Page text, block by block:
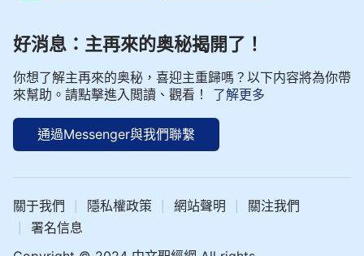
好消息：主再來的奥秘揭開了！
你想了解主再來的奥秘，喜迎主重歸嗎？以下内容將為你帶
來幫助。請點擊進入閲讀、觀看！
了解更多
通過Messenger與我們聯繫
關于我們 隱私權政策 網站聲明 關注我們
署名信息